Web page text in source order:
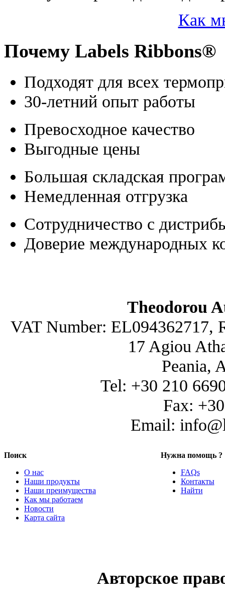
Как
Почему Labels Ribbons®
Подходят для всех
30-летний опыт работы
Превосходное качество
Выгодные цены
Большая складская
Немедленная отгрузка
Сотрудничество с
Доверие международных
Theodorou
VAT Number: EL094362717,
17 Agiou
Peania,
Tel: +30 210
Fax:
Email:
Поиск
О нас
Наши продукты
Наши преимущества
Как мы работаем
Новости
Карта сайта
Нужна помощь ?
FAQs
Контакты
Найти
Авторское